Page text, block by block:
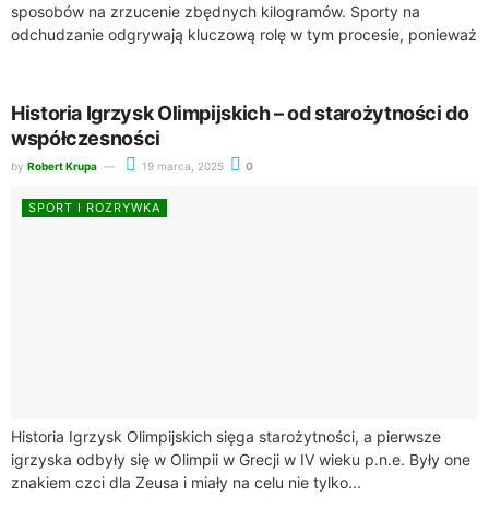
sposobów na zrzucenie zbędnych kilogramów. Sporty na
odchudzanie odgrywają kluczową rolę w tym procesie, ponieważ
Historia Igrzysk Olimpijskich – od starożytności do
współczesności
by Robert Krupa 19 marca, 2025 0
SPORT I ROZRYWKA
Historia Igrzysk Olimpijskich sięga starożytności, a pierwsze
igrzyska odbyły się w Olimpii w Grecji w IV wieku p.n.e. Były one
znakiem czci dla Zeusa i miały na celu nie tylko...